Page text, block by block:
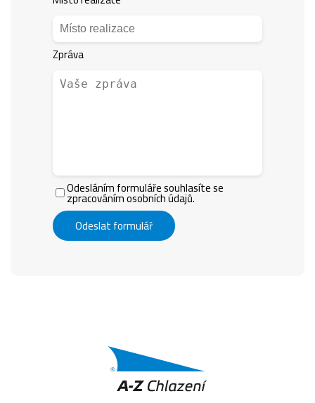
Zpráva
Odesláním formuláře souhlasíte se
zpracováním osobních údajů.
Odeslat formulář